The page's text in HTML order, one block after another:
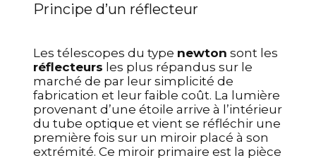
Principe d’un réflecteur
Les télescopes du type newton sont les
réflecteurs les plus répandus sur le
marché de par leur simplicité de
fabrication et leur faible coût. La lumière
provenant d’une étoile arrive à l’intérieur
du tube optique et vient se réfléchir une
première fois sur un miroir placé à son
extrémité. Ce miroir primaire est la pièce